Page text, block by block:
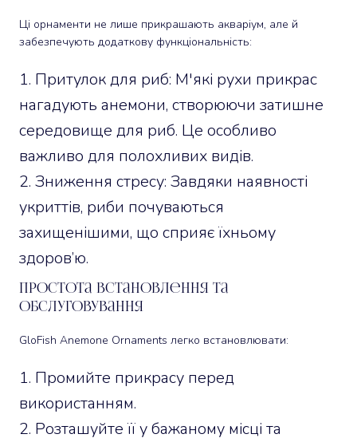
Ці орнаменти не лише прикрашають акваріум, але й
забезпечують додаткову функціональність:
Притулок для риб: М'які рухи прикрас
нагадують анемони, створюючи затишне
середовище для риб. Це особливо
важливо для полохливих видів.
Зниження стресу: Завдяки наявності
укриттів, риби почуваються
захищенішими, що сприяє їхньому
здоров’ю.
Простота встановлення та
обслуговування
GloFish Anemone Ornaments легко встановлювати:
Промийте прикрасу перед
використанням.
Розташуйте її у бажаному місці та